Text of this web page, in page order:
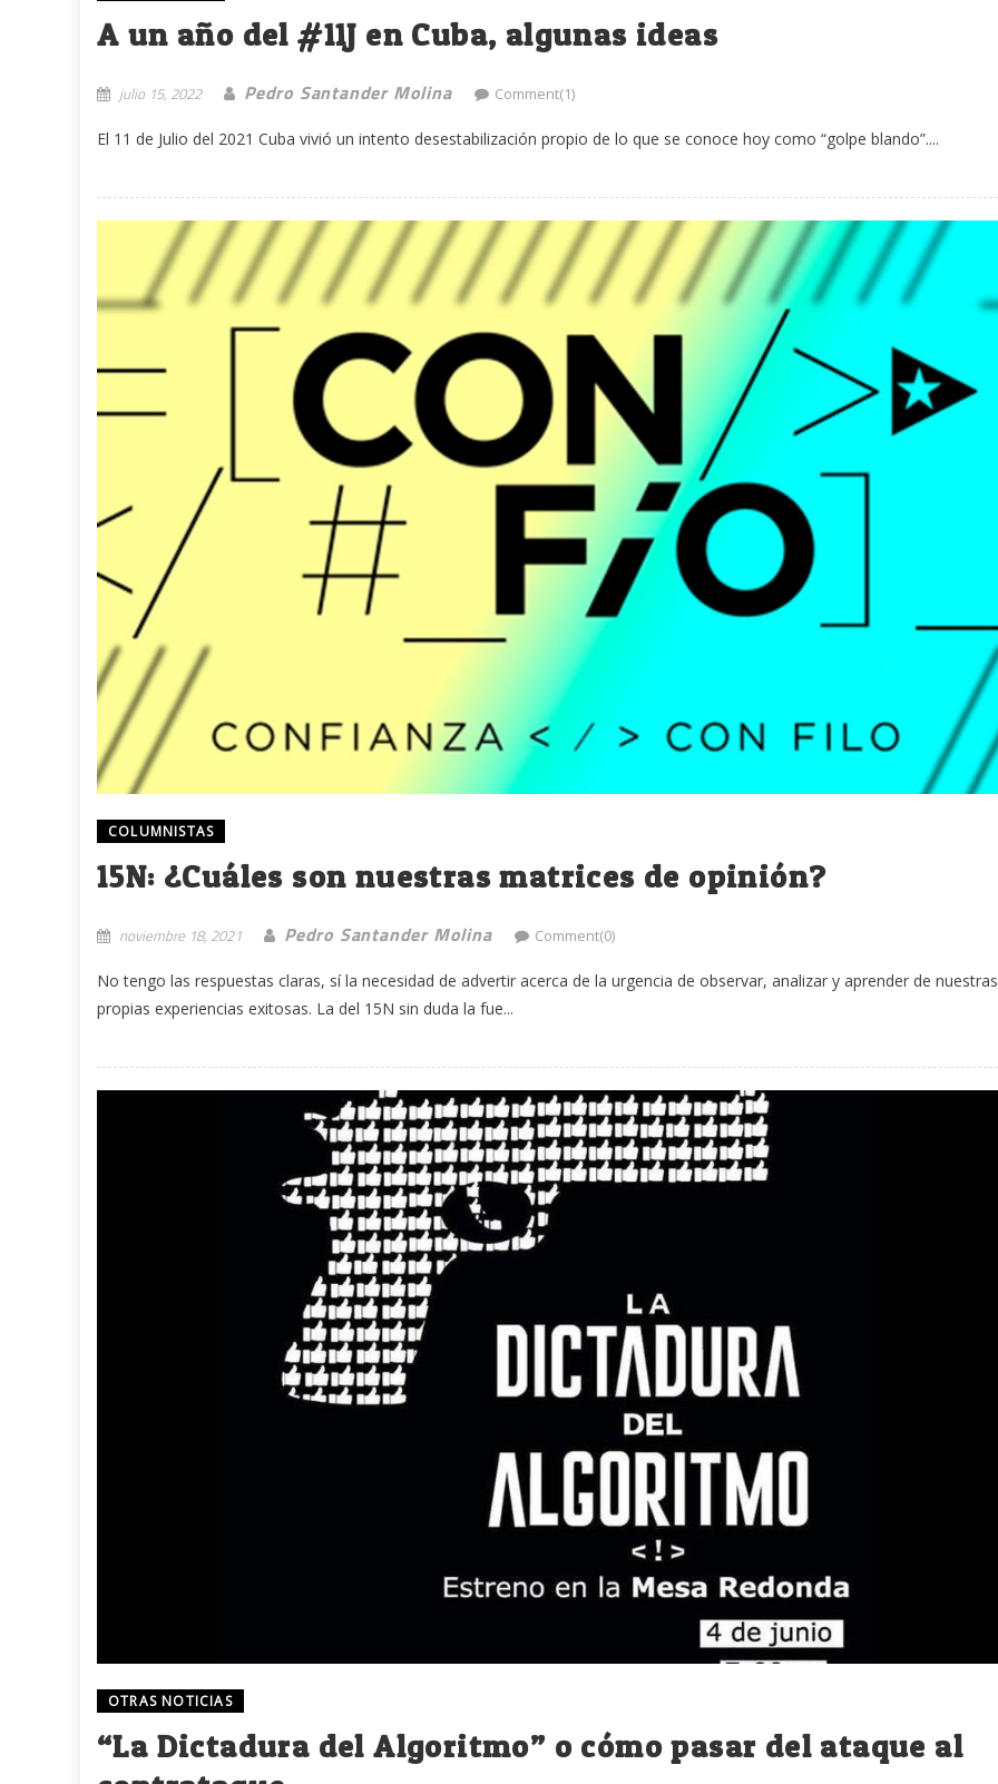
A un año del #11J en Cuba, algunas ideas
julio 15, 2022 Pedro Santander Molina Comment(1)
El 11 de Julio del 2021 Cuba vivió un intento desestabilización propio de lo que se conoce hoy como “golpe blando”....
COLUMNISTAS
15N: ¿Cuáles son nuestras matrices de opinión?
noviembre 18, 2021 Pedro Santander Molina Comment(0)
No tengo las respuestas claras, sí la necesidad de advertir acerca de la urgencia de observar, analizar y aprender de nuestras
propias experiencias exitosas. La del 15N sin duda la fue...
OTRAS NOTICIAS
“La Dictadura del Algoritmo” o cómo pasar del ataque al